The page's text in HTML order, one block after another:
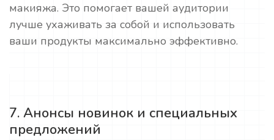
макияжа. Это помогает вашей аудитории
лучше ухаживать за собой и использовать
ваши продукты максимально эффективно.
7. Анонсы новинок и специальных
предложений